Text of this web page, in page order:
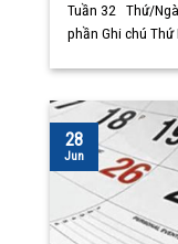
Tuần 32 Thứ/
phần Ghi chú Thứ
28
Jun